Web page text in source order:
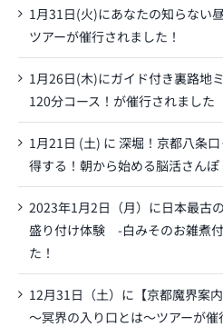
1月31日(火)にあなたの知らない
ツアーが催行されました！
1月26日(木)にガイド付き裏路地
120分コース！が催行されました
1月21日 (土) に 深堀！京都八条
得する！朝から始める脳活さん
2023年1月2日（月）に日本最古
盛り付け体験 -白みそのお雑煮
た！
12月31日（土）に【京都魔界案
～冥界の入り口とは～ツアーが催